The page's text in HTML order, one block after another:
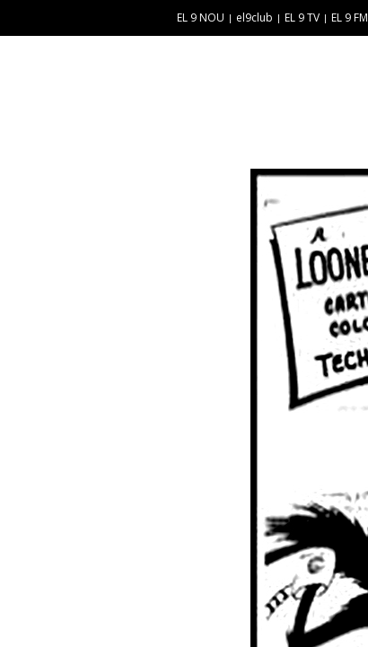
EL 9 NOU el9club EL 9 TV EL 9 FM